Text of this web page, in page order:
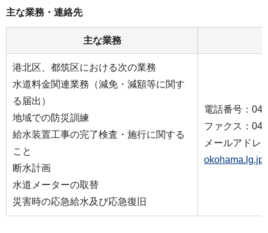
主な業務・連絡先
主な業務
港北区、都筑区における次の業務
水道料金関連業務（減免・減額等に関す
る届出）
地域での防災訓練
給水装置工事の完了検査・施行に関する
こと
断水計画
水道メーターの取替
災害時の応急給水及び応急復旧
電話番号：
ファクス：
メールアドレ
okohama.lg.jp